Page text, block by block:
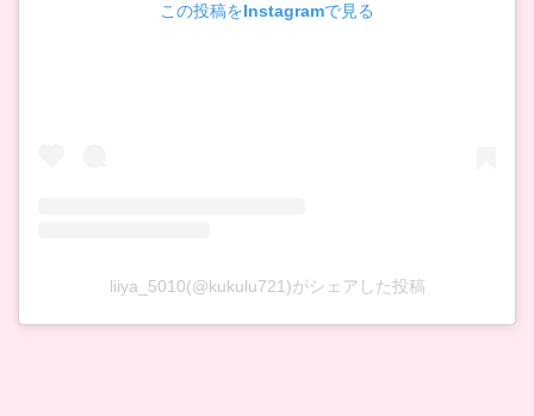
この投稿をInstagramで見る
liiya_5010(@kukulu721)がシェアした投稿